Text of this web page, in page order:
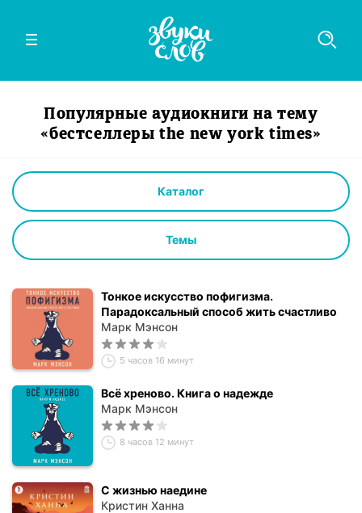
Популярные аудиокниги на тему
«бестселлеры the new york times»
Каталог
Темы
Тонкое искусство пофигизма.
Парадоксальный способ жить счастливо
Марк Мэнсон
5 часов 16 минут
Всё хреново. Книга о надежде
Марк Мэнсон
8 часов 12 минут
С жизнью наедине
Кристин Ханна